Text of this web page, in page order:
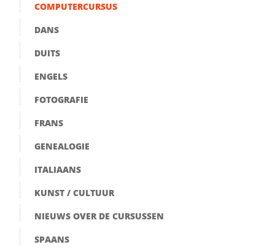
COMPUTERCURSUS
DANS
DUITS
ENGELS
FOTOGRAFIE
FRANS
GENEALOGIE
ITALIAANS
KUNST / CULTUUR
NIEUWS OVER DE CURSUSSEN
SPAANS